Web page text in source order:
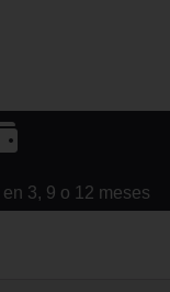
3, 9 o 12 meses